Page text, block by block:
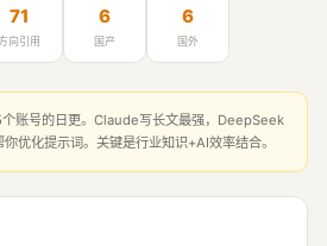
71
向引用
6
国产
6
国外
账号的日更。Claude写长文最强，DeepSeek
优化提示词。关键是行业知识+AI效率结合。